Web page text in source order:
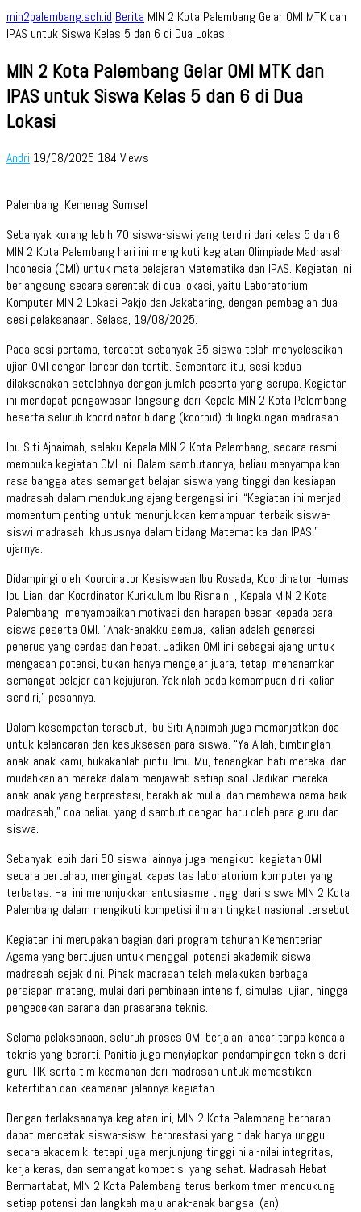
min2palembang.sch.id Berita MIN 2 Kota Palembang Gelar OMI MTK dan
IPAS untuk Siswa Kelas 5 dan 6 di Dua Lokasi
MIN 2 Kota Palembang Gelar OMI MTK dan
IPAS untuk Siswa Kelas 5 dan 6 di Dua
Lokasi
Andri 19/08/2025 184 Views
Palembang, Kemenag Sumsel
Sebanyak kurang lebih 70 siswa-siswi yang terdiri dari kelas 5 dan 6
MIN 2 Kota Palembang hari ini mengikuti kegiatan Olimpiade Madrasah
Indonesia (OMI) untuk mata pelajaran Matematika dan IPAS. Kegiatan ini
berlangsung secara serentak di dua lokasi, yaitu Laboratorium
Komputer MIN 2 Lokasi Pakjo dan Jakabaring, dengan pembagian dua
sesi pelaksanaan. Selasa, 19/08/2025.
Pada sesi pertama, tercatat sebanyak 35 siswa telah menyelesaikan
ujian OMI dengan lancar dan tertib. Sementara itu, sesi kedua
dilaksanakan setelahnya dengan jumlah peserta yang serupa. Kegiatan
ini mendapat pengawasan langsung dari Kepala MIN 2 Kota Palembang
beserta seluruh koordinator bidang (koorbid) di lingkungan madrasah.
Ibu Siti Ajnaimah, selaku Kepala MIN 2 Kota Palembang, secara resmi
membuka kegiatan OMI ini. Dalam sambutannya, beliau menyampaikan
rasa bangga atas semangat belajar siswa yang tinggi dan kesiapan
madrasah dalam mendukung ajang bergengsi ini. “Kegiatan ini menjadi
momentum penting untuk menunjukkan kemampuan terbaik siswa-
siswi madrasah, khususnya dalam bidang Matematika dan IPAS,”
ujarnya.
Didampingi oleh Koordinator Kesiswaan Ibu Rosada, Koordinator Humas
Ibu Lian, dan Koordinator Kurikulum Ibu Risnaini , Kepala MIN 2 Kota
Palembang menyampaikan motivasi dan harapan besar kepada para
siswa peserta OMI. “Anak-anakku semua, kalian adalah generasi
penerus yang cerdas dan hebat. Jadikan OMI ini sebagai ajang untuk
mengasah potensi, bukan hanya mengejar juara, tetapi menanamkan
semangat belajar dan kejujuran. Yakinlah pada kemampuan diri kalian
sendiri,” pesannya.
Dalam kesempatan tersebut, Ibu Siti Ajnaimah juga memanjatkan doa
untuk kelancaran dan kesuksesan para siswa. “Ya Allah, bimbinglah
anak-anak kami, bukakanlah pintu ilmu-Mu, tenangkan hati mereka, dan
mudahkanlah mereka dalam menjawab setiap soal. Jadikan mereka
anak-anak yang berprestasi, berakhlak mulia, dan membawa nama baik
madrasah,” doa beliau yang disambut dengan haru oleh para guru dan
siswa.
Sebanyak lebih dari 50 siswa lainnya juga mengikuti kegiatan OMI
secara bertahap, mengingat kapasitas laboratorium komputer yang
terbatas. Hal ini menunjukkan antusiasme tinggi dari siswa MIN 2 Kota
Palembang dalam mengikuti kompetisi ilmiah tingkat nasional tersebut.
Kegiatan ini merupakan bagian dari program tahunan Kementerian
Agama yang bertujuan untuk menggali potensi akademik siswa
madrasah sejak dini. Pihak madrasah telah melakukan berbagai
persiapan matang, mulai dari pembinaan intensif, simulasi ujian, hingga
pengecekan sarana dan prasarana teknis.
Selama pelaksanaan, seluruh proses OMI berjalan lancar tanpa kendala
teknis yang berarti. Panitia juga menyiapkan pendampingan teknis dari
guru TIK serta tim keamanan dari madrasah untuk memastikan
ketertiban dan keamanan jalannya kegiatan.
Dengan terlaksananya kegiatan ini, MIN 2 Kota Palembang berharap
dapat mencetak siswa-siswi berprestasi yang tidak hanya unggul
secara akademik, tetapi juga menjunjung tinggi nilai-nilai integritas,
kerja keras, dan semangat kompetisi yang sehat. Madrasah Hebat
Bermartabat, MIN 2 Kota Palembang terus berkomitmen mendukung
setiap potensi dan langkah maju anak-anak bangsa. (an)